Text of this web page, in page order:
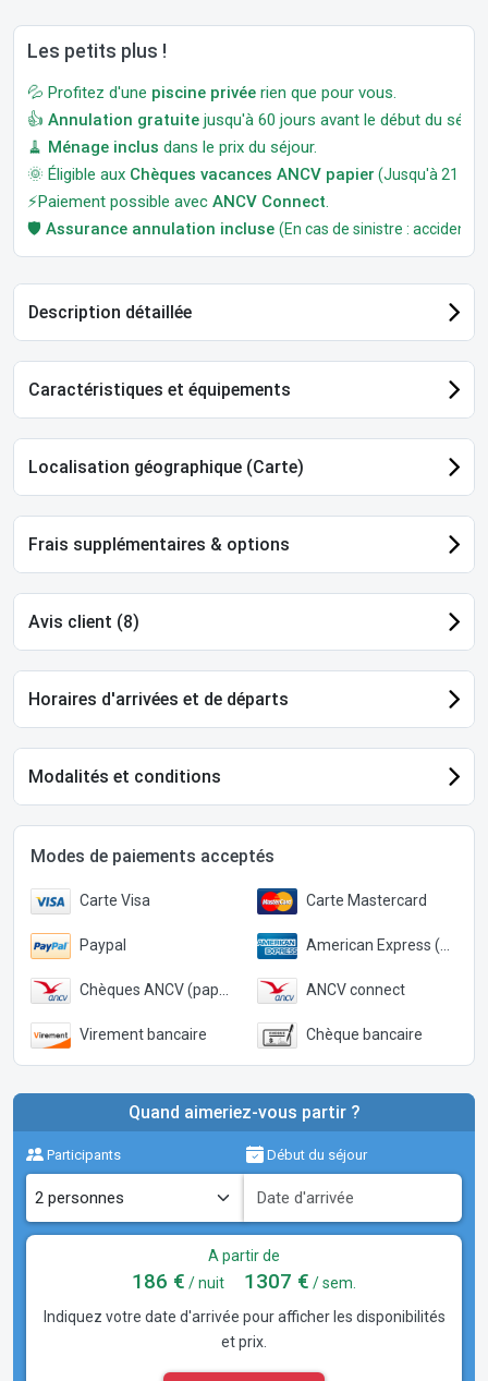
Les petits plus !
💦 Profitez d'une piscine privée rien que pour vous.
👍 Annulation gratuite jusqu'à 60 jours avant le début du
🧹 Ménage inclus dans le prix du séjour.
🌞 Éligible aux Chèques vacances ANCV papier (Jusqu'à 21
⚡Paiement possible avec ANCV Connect.
🛡️ Assurance annulation incluse (En cas de sinistre : accident,
Description détaillée
Caractéristiques et équipements
Localisation géographique (Carte)
Frais supplémentaires & options
Avis client (8)
Horaires d'arrivées et de départs
Modalités et conditions
Modes de paiements acceptés
Carte Visa Carte Mastercard
Paypal American Express (Paypal)
Chèques ANCV (papier) ANCV connect
Virement bancaire Chèque bancaire
Quand aimeriez-vous partir ?
Participants Début du séjour
A partir de
186 € / nuit 1307 € / sem.
Indiquez votre date d'arrivée pour afficher les disponibilités
et prix.